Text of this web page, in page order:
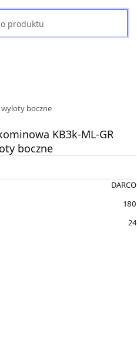
wyloty boczne
KB3k-ML-GR
boczne
DARCO
180
24